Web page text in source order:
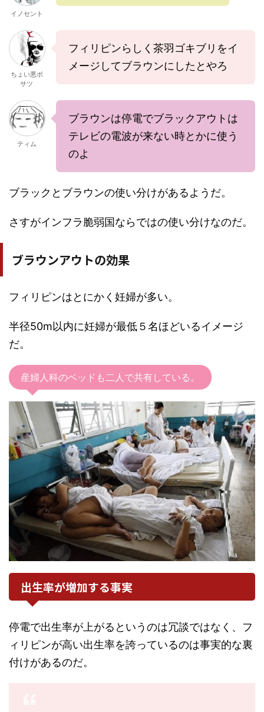
イノセント
ちょい悪ボ
サツ
フィリピンらしく茶羽ゴキブリをイ
メージしてブラウンにしたとやろ
ティム
ブラウンは停電でブラックアウトは
テレビの電波が来ない時とかに使う
のよ
ブラックとブラウンの使い分けがあるようだ。
さすがインフラ脆弱国ならではの使い分けなのだ。
ブラウンアウトの効果
フィリピンはとにかく妊婦が多い。
半径50m以内に妊婦が最低５名ほどいるイメージ
だ。
産婦人科のベッドも二人で共有している。
出生率が増加する事実
停電で出生率が上がるというのは冗談ではなく、フ
ィリピンが高い出生率を誇っているのは事実的な裏
付けがあるのだ。